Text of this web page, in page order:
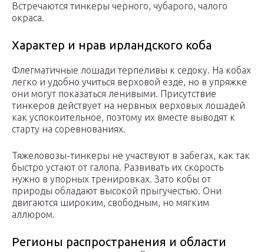
Встречаются тинкеры черного, чубарого, чалого
окраса.
Характер и нрав ирландского коба
Флегматичные лошади терпеливы к седоку. На кобах
легко и удобно учиться верховой езде, но в упряжке
они могут показаться ленивыми. Присутствие
тинкеров действует на нервных верховых лошадей
как успокоительное, поэтому их вместе выводят к
старту на соревнованиях.
Тяжеловозы-тинкеры не участвуют в забегах, как так
быстро устают от галопа. Развивать их скорость
нужно в упорных тренировках. Зато кобы от
природы обладают высокой прыгучестью. Они
двигаются широким, свободным, но мягким
аллюром.
Регионы распространения и области